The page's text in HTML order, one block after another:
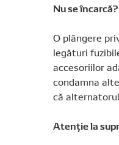
Nu se
O plângere
legături
accesoriilor
condamna
că
Atenție la